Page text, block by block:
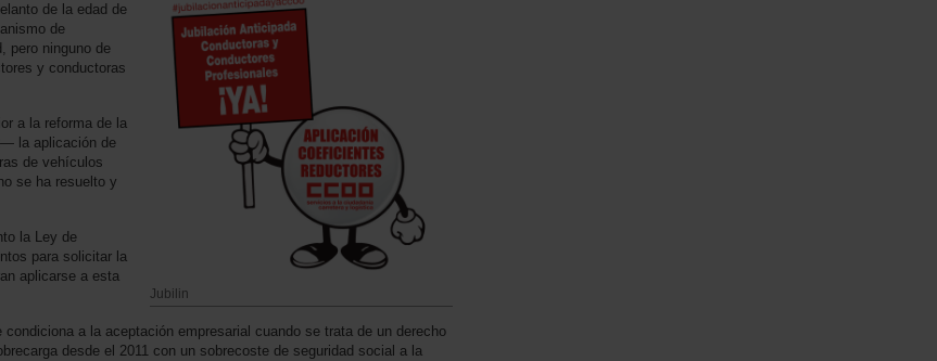
Jubilin
de la edad de
de
pero ninguno de
y conductoras
a la reforma de la
la aplicación de
de vehículos
se ha resuelto y
la Ley de
para solicitar la
aplicarse a esta
a la aceptación empresarial cuando se trata de un derecho
desde el 2011 con un sobrecoste de seguridad social a la